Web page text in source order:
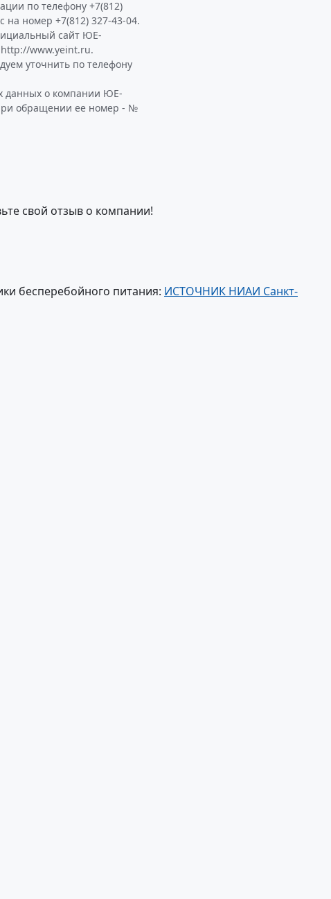
по телефону +7(812)
на номер +7(812) 327-43-04.
сайт ЮЕ-
www.yeint.ru.
уточнить по телефону
данных о компании ЮЕ-
обращении ее номер - №
свой отзыв о компании!
бесперебойного питания: ИСТОЧНИК НИАИ Санкт-